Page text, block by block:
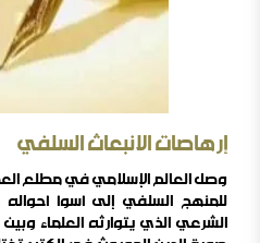
إرهاصات الانبعاث السلفي
وصل العالم الإسلامي في مطلع
للمنهج السلفي إلى أسوأ
الشرعي الذي يتوارثه العلماء